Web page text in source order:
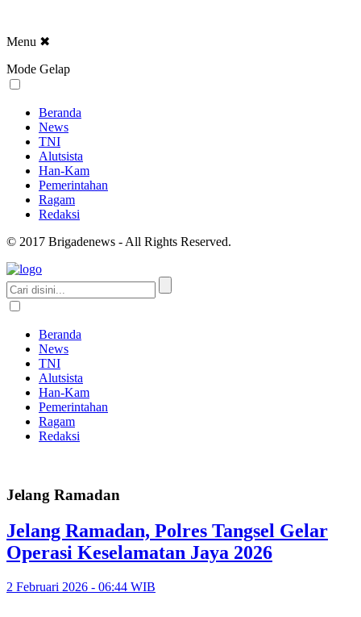
Menu ✖
Mode Gelap
Beranda
News
TNI
Alutsista
Han-Kam
Pemerintahan
Ragam
Redaksi
© 2017 Brigadenews - All Rights Reserved.
Beranda
News
TNI
Alutsista
Han-Kam
Pemerintahan
Ragam
Redaksi
Jelang Ramadan
Jelang Ramadan, Polres Tangsel Gelar
Operasi Keselamatan Jaya 2026
2 Februari 2026 - 06:44 WIB